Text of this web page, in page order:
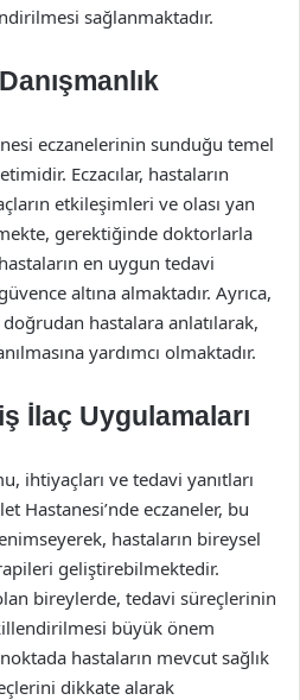
sağlanmaktadır.
eczanelerinin sunduğu temel
Eczacılar, hastaların
etkileşimleri ve olası yan
gerektiğinde doktorlarla
en uygun tedavi
altına almaktadır. Ayrıca,
hastalara anlatılarak,
yardımcı olmaktadır.
İlaç Uygulamaları
ihtiyaçları ve tedavi yanıtları
Hastanesi’nde eczaneler, bu
hastaların bireysel
geliştirebilmektedir.
bireylerde, tedavi süreçlerinin
büyük önem
noktada hastaların mevcut sağlık
dikkate alarak